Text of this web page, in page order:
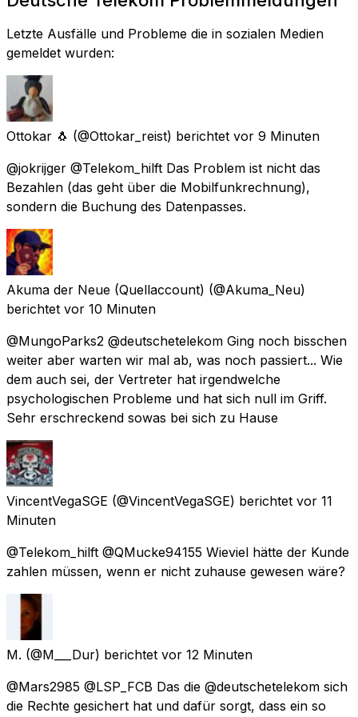
Letzte Ausfälle und Probleme die in sozialen Medien
gemeldet wurden:
Ottokar 🐧 (@Ottokar_reist) berichtet vor 9 Minuten
@jokrijger @Telekom_hilft Das Problem ist nicht das
Bezahlen (das geht über die Mobilfunkrechnung),
sondern die Buchung des Datenpasses.
Akuma der Neue (Quellaccount) (@Akuma_Neu)
berichtet vor 10 Minuten
@MungoParks2 @deutschetelekom Ging noch bisschen
weiter aber warten wir mal ab, was noch passiert... Wie
dem auch sei, der Vertreter hat irgendwelche
psychologischen Probleme und hat sich null im Griff.
Sehr erschreckend sowas bei sich zu Hause
VincentVegaSGE (@VincentVegaSGE) berichtet vor 11
Minuten
@Telekom_hilft @QMucke94155 Wieviel hätte der Kunde
zahlen müssen, wenn er nicht zuhause gewesen wäre?
M. (@M___Dur) berichtet vor 12 Minuten
@Mars2985 @LSP_FCB Das die @deutschetelekom sich
die Rechte gesichert hat und dafür sorgt, dass ein so